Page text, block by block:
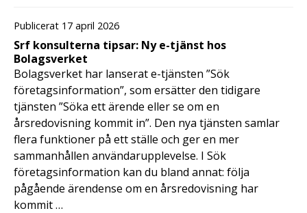
Publicerat 17 april 2026
Srf konsulterna tipsar: Ny e-tjänst hos
Bolagsverket
Bolagsverket har lanserat e-tjänsten ”Sök
företagsinformation”, som ersätter den tidigare
tjänsten ”Söka ett ärende eller se om en
årsredovisning kommit in”. Den nya tjänsten samlar
flera funktioner på ett ställe och ger en mer
sammanhållen användarupplevelse. I Sök
företagsinformation kan du bland annat: följa
pågående ärendense om en årsredovisning har
kommit …